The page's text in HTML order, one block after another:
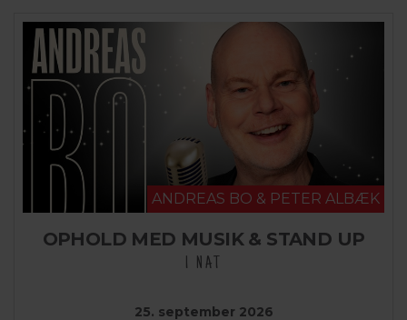
ANDREAS BO & PETER ALBÆK
OPHOLD MED MUSIK & STAND UP
1 NAT
25. september 2026